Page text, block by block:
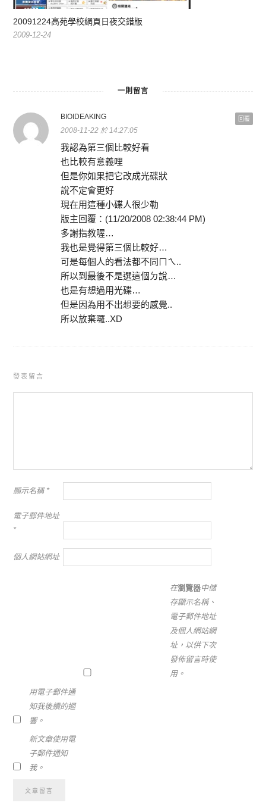
20091224高苑學校網頁日夜交錯版
2009-12-24
一則留言
回覆
BIOIDEAKING
2008-11-22 於 14:27:05
我認為第三個比較好看
也比較有意義哩
但是你如果把它改成光碟狀
說不定會更好
現在用這種小碟人很少勒
版主回覆：(11/20/2008 02:38:44 PM)
多謝指教喔…
我也是覺得第三個比較好…
可是每個人的看法都不同ㄇㄟ..
所以到最後不是選這個ㄉ說…
也是有想過用光碟…
但是因為用不出想要的感覺..
所以放棄囉..XD
發表留言
顯示名稱 *
電子郵件地址
*
個人網站網址
在瀏覽器中儲
存顯示名稱、
電子郵件地址
及個人網站網
址，以供下次
發佈留言時使
用。
用電子郵件通
知我後續的迴
響。
新文章使用電
子郵件通知
我。